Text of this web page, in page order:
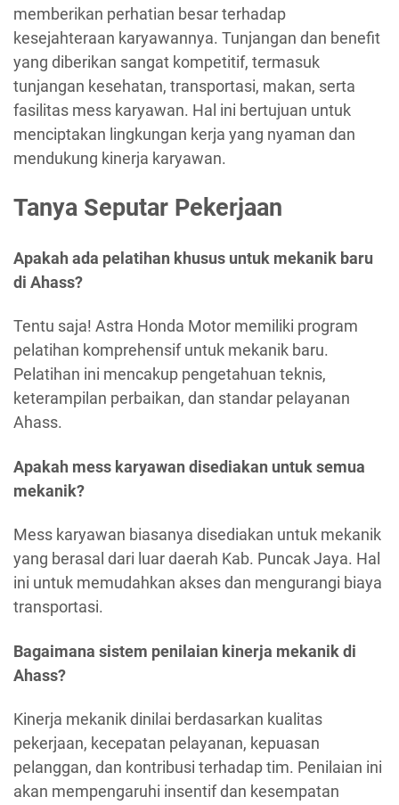
memberikan perhatian besar terhadap
kesejahteraan karyawannya. Tunjangan dan benefit
yang diberikan sangat kompetitif, termasuk
tunjangan kesehatan, transportasi, makan, serta
fasilitas mess karyawan. Hal ini bertujuan untuk
menciptakan lingkungan kerja yang nyaman dan
mendukung kinerja karyawan.
Tanya Seputar Pekerjaan
Apakah ada pelatihan khusus untuk mekanik baru
di Ahass?
Tentu saja! Astra Honda Motor memiliki program
pelatihan komprehensif untuk mekanik baru.
Pelatihan ini mencakup pengetahuan teknis,
keterampilan perbaikan, dan standar pelayanan
Ahass.
Apakah mess karyawan disediakan untuk semua
mekanik?
Mess karyawan biasanya disediakan untuk mekanik
yang berasal dari luar daerah Kab. Puncak Jaya. Hal
ini untuk memudahkan akses dan mengurangi biaya
transportasi.
Bagaimana sistem penilaian kinerja mekanik di
Ahass?
Kinerja mekanik dinilai berdasarkan kualitas
pekerjaan, kecepatan pelayanan, kepuasan
pelanggan, dan kontribusi terhadap tim. Penilaian ini
akan mempengaruhi insentif dan kesempatan